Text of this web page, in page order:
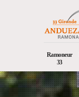
Ramoneur
33